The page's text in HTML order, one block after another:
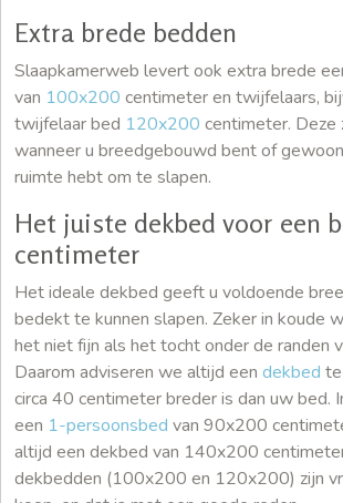
Extra brede bedden
Slaapkamerweb levert ook extra brede
van 100x200 centimeter en twijfelaars,
twijfelaar bed 120x200 centimeter. Deze
wanneer u breedgebouwd bent of
ruimte hebt om te slapen.
Het juiste dekbed voor een
centimeter
Het ideale dekbed geeft u voldoende
bedekt te kunnen slapen. Zeker in koude
het niet fijn als het tocht onder de randen
Daarom adviseren we altijd een dekbed
circa 40 centimeter breder is dan uw bed.
een 1-persoonsbed van 90x200
altijd een dekbed van 140x200
dekbedden (100x200 en 120x200) zijn